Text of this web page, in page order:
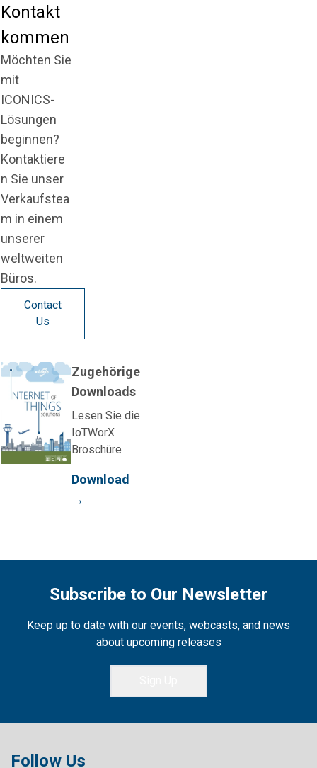
Kontakt
kommen
Möchten Sie
mit
ICONICS-
Lösungen
beginnen?
Kontaktiere
n Sie unser
Verkaufstea
m in einem
unserer
weltweiten
Büros.
Contact
Us
Zugehörige
Downloads
Lesen Sie die
IoTWorX
Broschüre
Download
→
Subscribe to Our Newsletter
Keep up to date with our events, webcasts, and news
about upcoming releases
Follow Us